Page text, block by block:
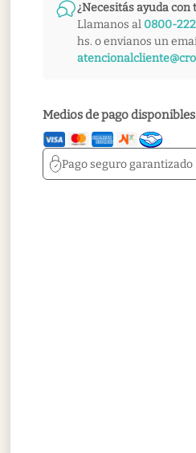
¿Necesitás ayuda con
Llamanos al 0800-
hs. o envianos un
Medios de pago
Pago segurogarantizado